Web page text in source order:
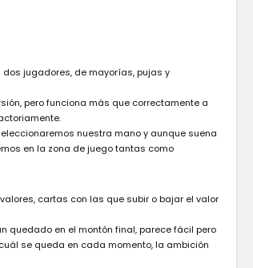
jugadores, de mayorías, pujas y
pero funciona más que correctamente a
nuestra mano y aunque suena
en la zona de juego tantas como
cartas con las que subir o bajar el valor
quedado en el montón final, parece fácil pero
se queda en cada momento, la ambición